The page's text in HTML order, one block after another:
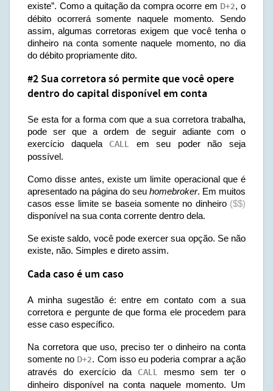
existe”. Como a quitação da compra ocorre em D+2, o
débito ocorrerá somente naquele momento. Sendo
assim, algumas corretoras exigem que você tenha o
dinheiro na conta somente naquele momento, no dia
do débito propriamente dito.
#2 Sua corretora só permite que você opere
dentro do capital disponível em conta
Se esta for a forma com que a sua corretora trabalha,
pode ser que a ordem de seguir adiante com o
exercício daquelaCALL em seu poder não seja
possível.
Como disse antes, existe um limite operacional que é
apresentado na página do seu homebroker. Em muitos
casos esse limite se baseia somente no dinheiro ($$)
disponível na sua conta corrente dentro dela.
Se existe saldo, você pode exercer sua opção. Se não
existe, não. Simples e direto assim.
Cada caso é um caso
A minha sugestão é: entre em contato com a sua
corretora e pergunte de que forma ele procedem para
esse caso específico.
Na corretora que uso, preciso ter o dinheiro na conta
somente no D+2. Com isso eu poderia comprar a ação
através do exercício da CALL mesmo sem ter o
dinheiro disponível na conta naquele momento. Um